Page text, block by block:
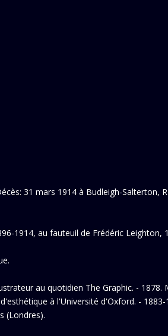
31 mars 1914 à Budleigh-Salterton,
1914, au fauteuil de Frédéric Leighton,
au quotidien The Graphic. -
à l'Université d'Oxford. -
(Londres).